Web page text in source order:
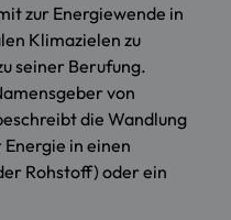
zur Energiewende in
Klimazielen zu
seiner Berufung.
von
die Wandlung
in einen
Rohstoff) oder ein